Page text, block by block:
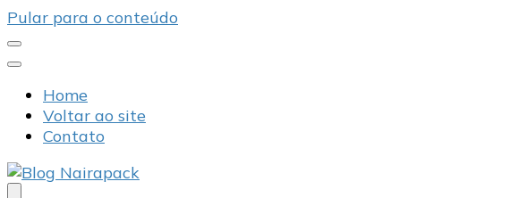
Pular para o conteúdo
Home
Voltar ao site
Contato